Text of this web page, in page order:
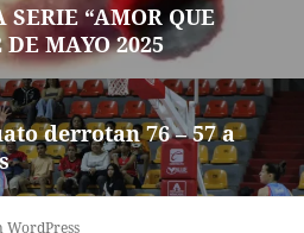
“AMOR QUE
MAYO 2025
derrotan 76 – 57 a
WordPress